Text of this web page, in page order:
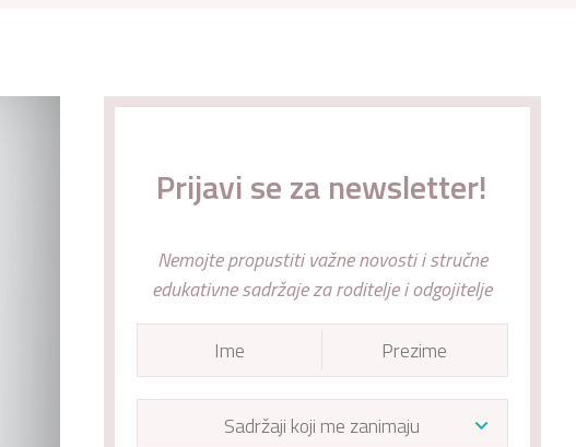
Prijavi se za newsletter!
Nemojte propustiti važne novosti i stručne
edukativne sadržaje za roditelje i odgojitelje